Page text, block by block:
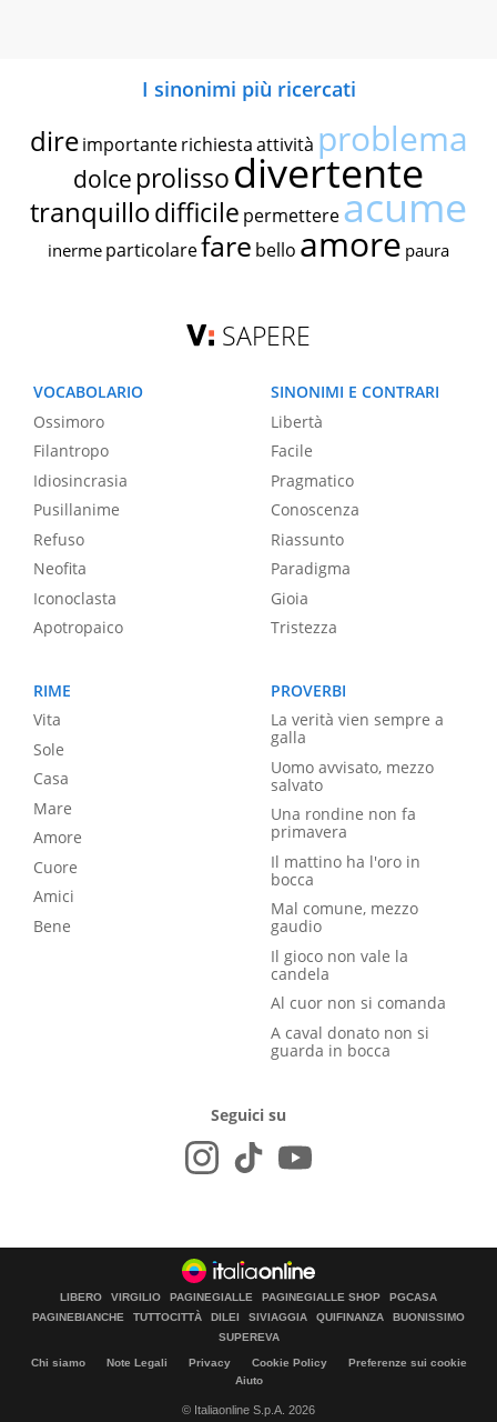
I sinonimi più ricercati
dire importante richiestaattività problema
dolce prolissodivertente
tranquillodifficile permettereacume
inerme particolarefare bello amore paura
SAPERE
VOCABOLARIO
Ossimoro
Filantropo
Idiosincrasia
Pusillanime
Refuso
Neofita
Iconoclasta
Apotropaico
SINONIMI E CONTRARI
Libertà
Facile
Pragmatico
Conoscenza
Riassunto
Paradigma
Gioia
Tristezza
RIME
Vita
Sole
Casa
Mare
Amore
Cuore
Amici
Bene
PROVERBI
La verità vien sempre a
galla
Uomo avvisato, mezzo
salvato
Una rondine non fa
primavera
Il mattino ha l'oro in
bocca
Mal comune, mezzo
gaudio
Il gioco non vale la
candela
Al cuor non si comanda
A caval donato non si
guarda in bocca
Seguici su
LIBERO VIRGILIO PAGINEGIALLE PAGINEGIALLE SHOP
PGCASA
PAGINEBIANCHE
TUTTOCITTÀ DILEI SIVIAGGIA QUIFINANZA
BUONISSIMO
SUPEREVA
Chi siamo Note Legali Privacy Cookie Policy
Preferenze sui cookie
Aiuto
© Italiaonline S.p.A. 2026